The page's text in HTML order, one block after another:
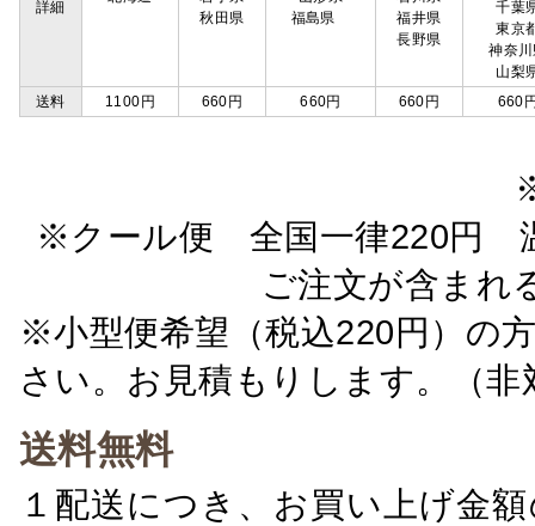
詳細
秋田県
福島県
福井県
長野県
千葉
東京
神奈
山梨
送料
1100円 660円 660円 660円 660
※クール便 全国一律220円
ご注文が含ま
※小型便希望（税込220円）の
さい。お見積もりします。（非
送料無料
１配送につき、お買い上げ金